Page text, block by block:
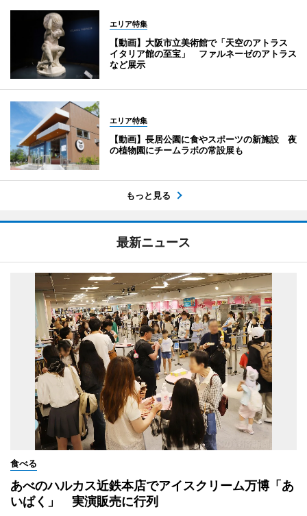
エリア特集
【動画】大阪市立美術館で「天空のアトラス
イタリア館の至宝」 ファルネーゼのアトラス
など展示
エリア特集
【動画】長居公園に食やスポーツの新施設 夜
の植物園にチームラボの常設展も
もっと見る
最新ニュース
食べる
あべのハルカス近鉄本店でアイスクリーム万博「あ
いぱく」 実演販売に行列